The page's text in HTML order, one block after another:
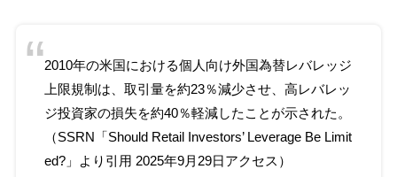
2010年の米国における個人向け外国為替レバレッジ
上限規制は、取引量を約23％減少させ、高レバレッ
ジ投資家の損失を約40％軽減したことが示された。
（SSRN「Should Retail Investors’ Leverage Be Limit
ed?」より引用 2025年9月29日アクセス）